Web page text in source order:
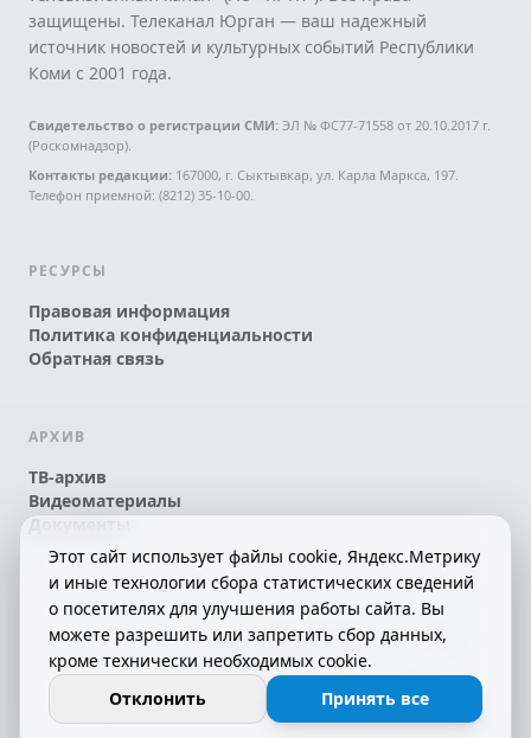
защищены. Телеканал Юрган — ваш надежный
источник новостей и культурных событий Республики
Коми с 2001 года.
Свидетельство о регистрации СМИ: ЭЛ № ФС77-71558 от 20.10.2017 г.
(Роскомнадзор).
Контакты редакции: 167000, г. Сыктывкар, ул. Карла Маркса, 197.
Телефон приемной: (8212) 35-10-00.
РЕСУРСЫ
Правовая информация
Политика конфиденциальности
Обратная связь
АРХИВ
ТВ-архив
Видеоматериалы
Документы
© 2026 АО «КРТК» • КОМИ ЙÖЗЛЫ — КОМИ
ТЕЛЕКАНАЛ!
СДЕЛАНО С ЛЮБОВЬЮ К РЕСПУБЛИКЕ КОМИ
16+
Этот сайт использует файлы cookie, Яндекс.Метрику
и иные технологии сбора статистических сведений
о посетителях для улучшения работы сайта. Вы
можете разрешить или запретить сбор данных,
кроме технически необходимых cookie.
Отклонить
Принять все